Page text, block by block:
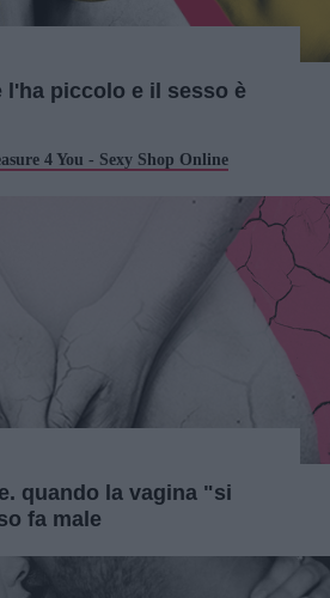
l'ha piccolo e il sesso è
4 You - Sexy Shop Online
quando la vagina "si
fa male